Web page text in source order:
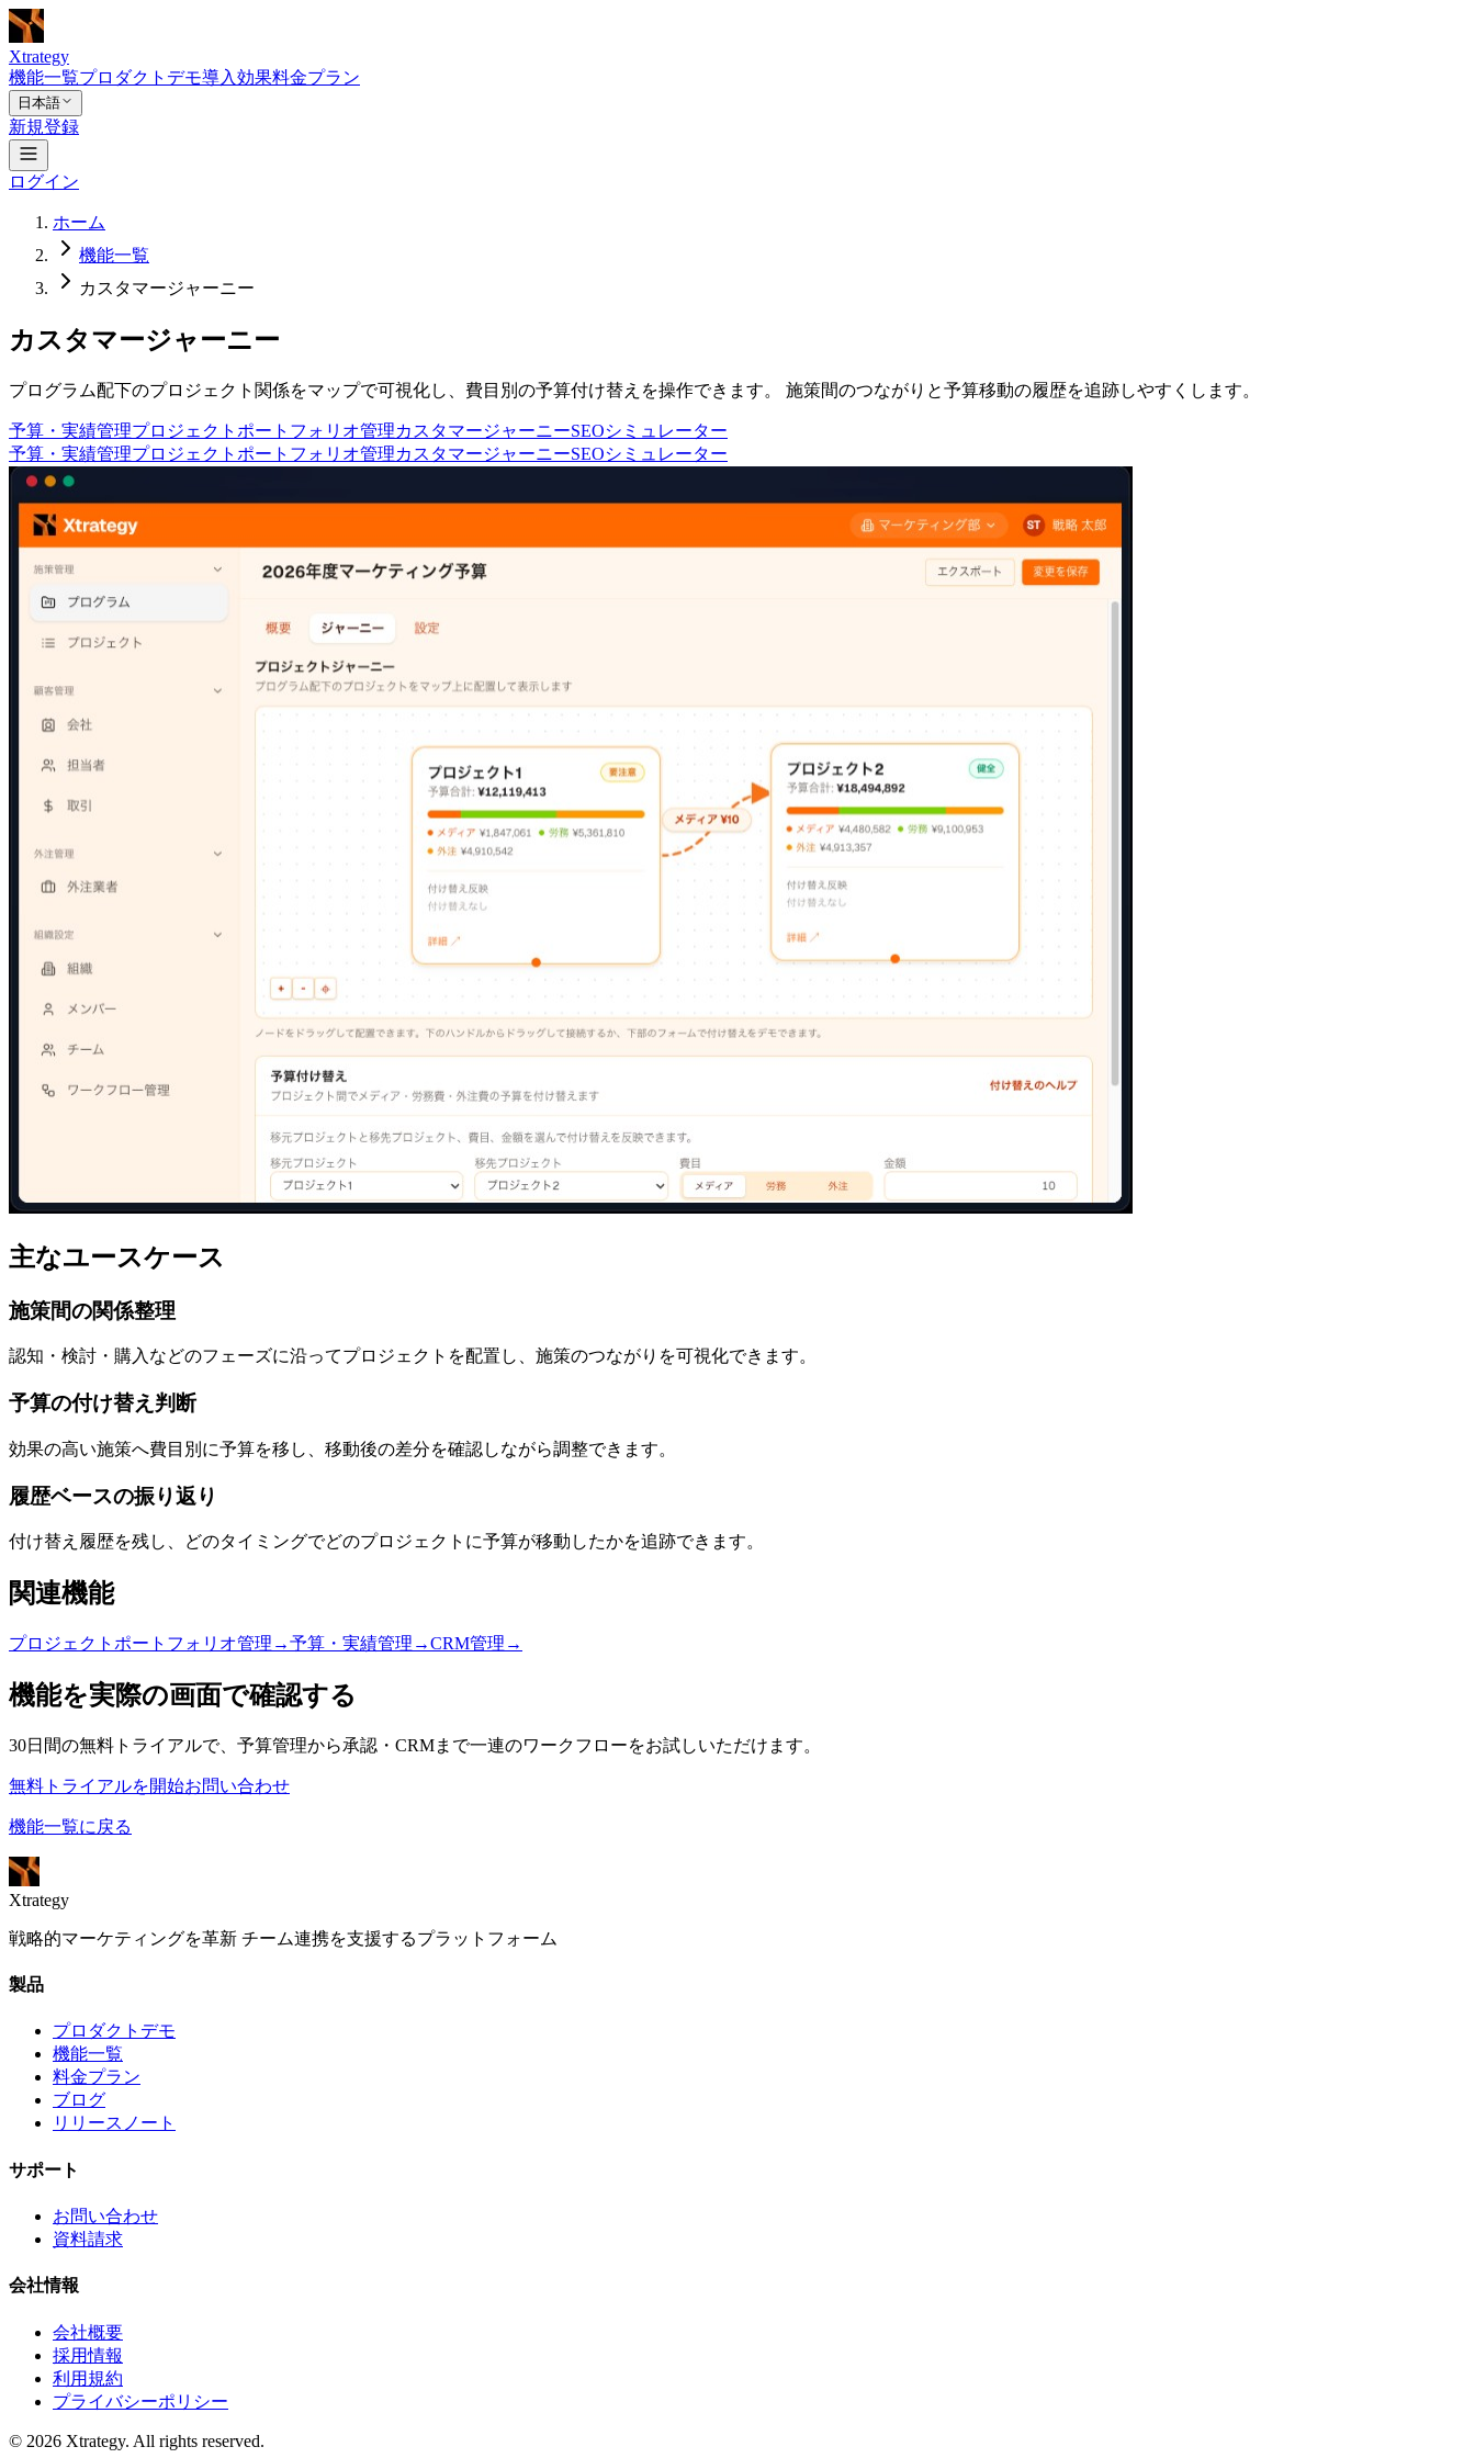
Xtrategy
機能一覧プロダクトデモ導入効果料金プラン
日本語
新規登録
ログイン
ホーム
機能一覧
カスタマージャーニー
カスタマージャーニー
プログラム配下のプロジェクト関係をマップで可視化し、費目別の予算付け替えを操作できます。 施策間のつながりと予算移動の履歴を追跡しやすくします。
予算・実績管理プロジェクトポートフォリオ管理カスタマージャーニーSEOシミュレーター
予算・実績管理プロジェクトポートフォリオ管理カスタマージャーニーSEOシミュレーター
主なユースケース
施策間の関係整理
認知・検討・購入などのフェーズに沿ってプロジェクトを配置し、施策のつながりを可視化できます。
予算の付け替え判断
効果の高い施策へ費目別に予算を移し、移動後の差分を確認しながら調整できます。
履歴ベースの振り返り
付け替え履歴を残し、どのタイミングでどのプロジェクトに予算が移動したかを追跡できます。
関連機能
プロジェクトポートフォリオ管理 →予算・実績管理 →CRM管理 →
機能を実際の画面で確認する
30日間の無料トライアルで、予算管理から承認・CRMまで一連のワークフローをお試しいただけます。
無料トライアルを開始お問い合わせ
機能一覧に戻る
Xtrategy
戦略的マーケティングを革新 チーム連携を支援するプラットフォーム
製品
プロダクトデモ
機能一覧
料金プラン
ブログ
リリースノート
サポート
お問い合わせ
資料請求
会社情報
会社概要
採用情報
利用規約
プライバシーポリシー
© 2026 Xtrategy. All rights reserved.